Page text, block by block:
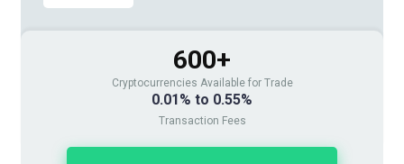
600+
Cryptocurrencies Available for Trade
0.01% to 0.55%
Transaction Fees